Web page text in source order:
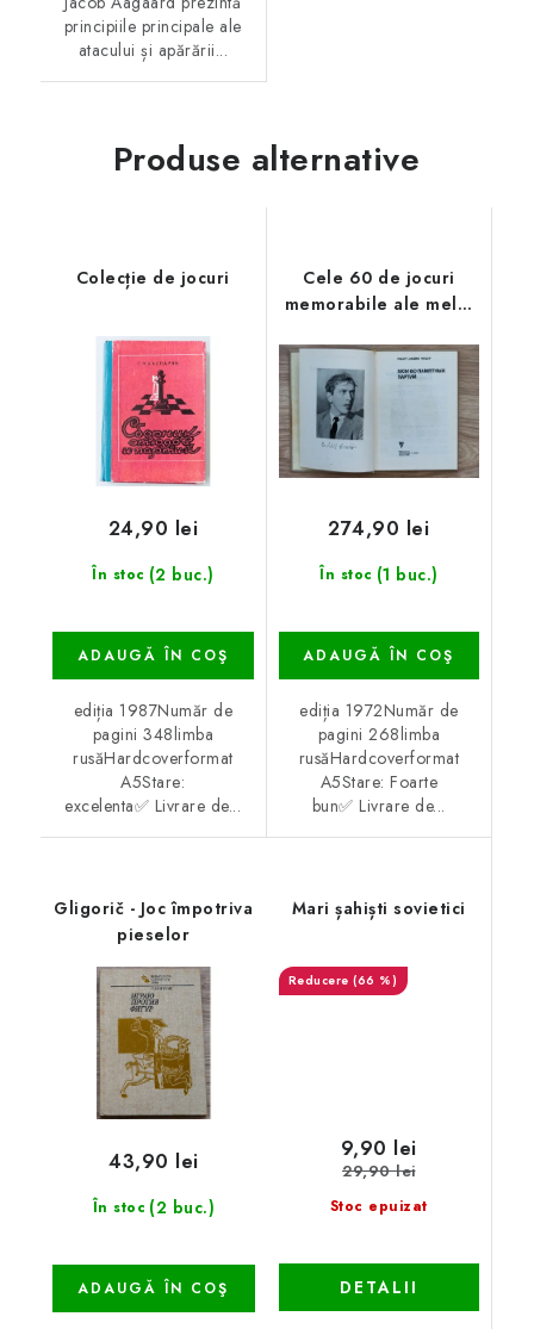
principiile principale ale
atacului și apărării...
Produse alternative
Colecție de jocuri
În stoc (2 buc.)
24,90 lei
ADAUGĂ ÎN COŞ
ediția 1987Număr de
pagini 348limba
rusăHardcoverformat
A5Stare:
excelenta✅ Livrare de...
Cele 60 de jocuri
memorabile ale mele,
În stoc (1 buc.)
274,90 lei
ADAUGĂ ÎN COŞ
ediția 1972Număr de
pagini 268limba
rusăHardcoverformat
A5Stare: Foarte
bun✅ Livrare de...
Gligorič - Joc împotriva
pieselor
În stoc (2 buc.)
43,90 lei
ADAUGĂ ÎN COŞ
Mari șahiști sovietici
(66 %)
Stoc epuizat
9,90 lei
29,90 lei
DETALII